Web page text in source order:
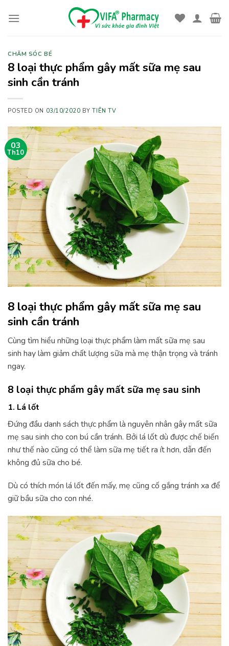
CHĂM SÓC BÉ
8 loại thực phẩm gây mất sữa mẹ sau
sinh cần tránh
POSTED ON 03/10/2020 BYTIÊN TV
03
Th10
8 loại thực phẩm gây mất sữa mẹ sau
sinh cần tránh
Cùng tìm hiểu những loại thực phẩm làm mất sữa mẹ sau
sinh hay làm giảm chất lượng sữa mà mẹ thận trọng và tránh
ngay.
8 loại thực phẩm gây mất sữa mẹ sau sinh
1. Lá lốt
Đứng đầu danh sách thực phẩm là nguyên nhân gây mất sữa
mẹ sau sinh cho con bú cần tránh. Bởi lá lốt dù được chế biến
như thế nào cũng có thể làm sữa mẹ tiết ra ít hơn, dẫn đến
không đủ sữa cho bé.
Dù có thích món lá lốt đến mấy, mẹ cũng cố gắng tránh xa để
giữ bầu sữa cho con nhé.